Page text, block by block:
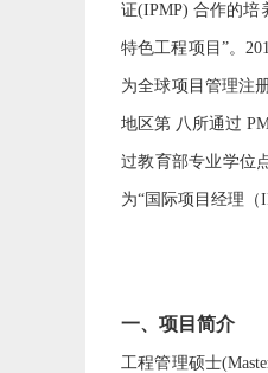
证(IPMP) 合作的培
特色工程项目”。
为全球项目管理注
地区第 八所通过
过教育部专业学位
为“国际项目经理（
一、项目简介
工程管理硕士